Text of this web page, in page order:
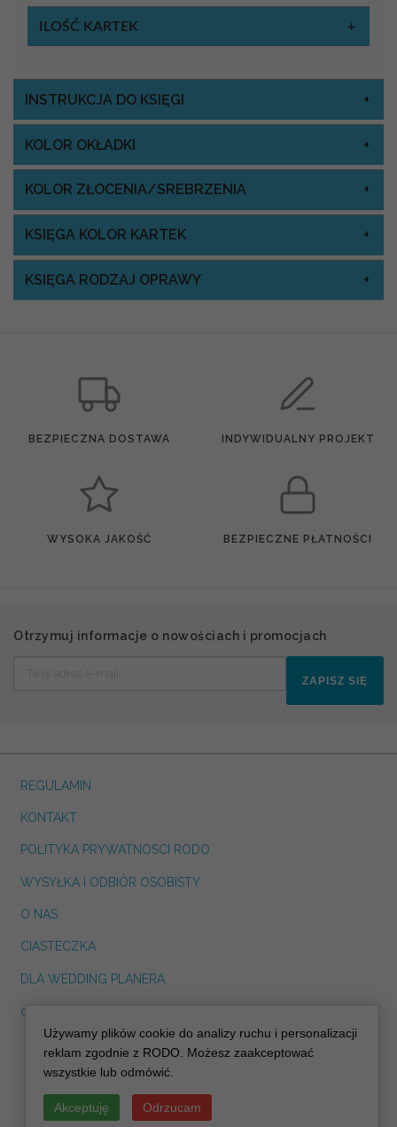
ILOŚĆ KARTEK
INSTRUKCJA DO KSIĘGI
KOLOR OKŁADKI
KOLOR ZŁOCENIA/SREBRZENIA
KSIĘGA KOLOR KARTEK
KSIĘGA RODZAJ OPRAWY
BEZPIECZNA DOSTAWA INDYWIDUALNY PROJEKT
WYSOKA JAKOŚĆ BEZPIECZNE PŁATNOŚCI
Otrzymuj informacje o nowościach i promocjach
ZAPISZ SIĘ
REGULAMIN
KONTAKT
POLITYKA PRYWATNOSCI RODO
WYSYŁKA I ODBIÓR OSOBISTY
O NAS
CIASTECZKA
DLA WEDDING PLANERA
dreskot.com
info@decoris.pl
Używamy plików cookie do analizy ruchu i personalizacji
reklam zgodnie z RODO. Możesz zaakceptować
wszystkie lub odmówić.
Akceptuję Odrzucam